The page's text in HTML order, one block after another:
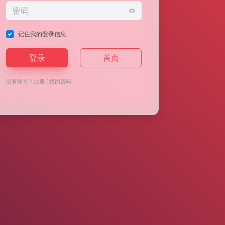
记住我的登录信息
登录 首页
没有账号？注册/找回密码